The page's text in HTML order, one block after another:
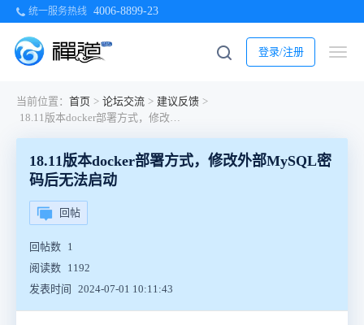
统一服务热线 4006-8899-23
登录/注册
当前位置： 首页 > 论坛交流 > 建议反馈 >
18.11版本docker部署方式，修改外部MySQL密码后无法启动
18.11版本docker部署方式，修改外部MySQL密
码后无法启动
回帖
回帖数 1
阅读数 1192
发表时间
2024-07-01 10:11:43